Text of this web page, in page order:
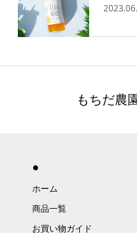
もちだ農
●
ホーム
商品一覧
お買い物ガイド